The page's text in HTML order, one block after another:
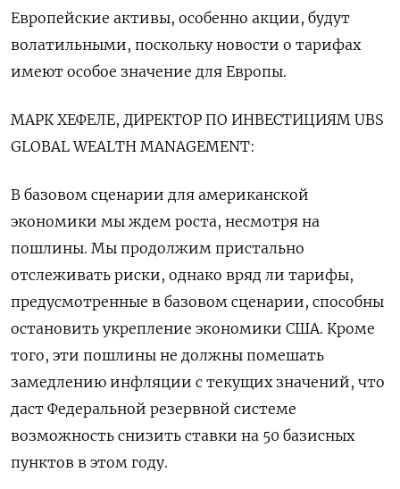
Европейские активы, особенно акции, будут
волатильными, поскольку новости о тарифах
имеют особое значение для Европы.
МАРК ХЕФЕЛЕ, ДИРЕКТОР ПО ИНВЕСТИЦИЯМ UBS
GLOBAL WEALTH MANAGEMENT:
В базовом сценарии для американской
экономики мы ждем роста, несмотря на
пошлины. Мы продолжим пристально
отслеживать риски, однако вряд ли тарифы,
предусмотренные в базовом сценарии, способны
остановить укрепление экономики США. Кроме
того, эти пошлины не должны помешать
замедлению инфляции с текущих значений, что
даст Федеральной резервной системе
возможность снизить ставки на 50 базисных
пунктов в этом году.